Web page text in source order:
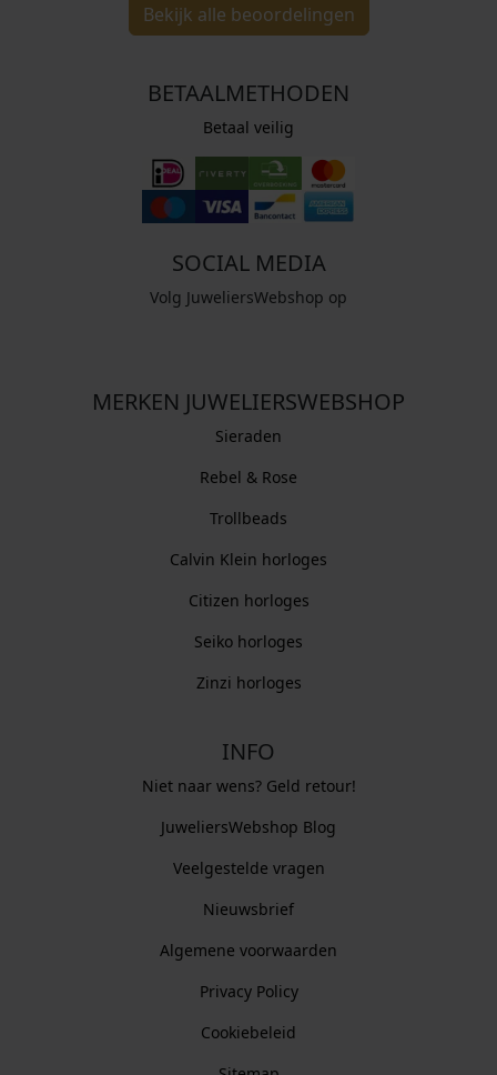
Bekijk alle beoordelingen
BETAALMETHODEN
Betaal veilig
SOCIAL MEDIA
Volg JuweliersWebshop op
MERKEN JUWELIERSWEBSHOP
Sieraden
Rebel & Rose
Trollbeads
Calvin Klein horloges
Citizen horloges
Seiko horloges
Zinzi horloges
INFO
Niet naar wens? Geld retour!
JuweliersWebshop Blog
Veelgestelde vragen
Nieuwsbrief
Algemene voorwaarden
Privacy Policy
Cookiebeleid